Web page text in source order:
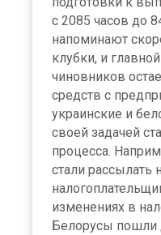
с 2085 часов до
напоминают
клубки, и
чиновников
средств с
украинские и
своей задачей
процесса.
стали рассылать
изменениях в
Белорусы пошли